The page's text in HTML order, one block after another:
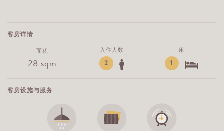
客房详情
面积
28 sqm
入住人数
2
床
1
客房设施与服务